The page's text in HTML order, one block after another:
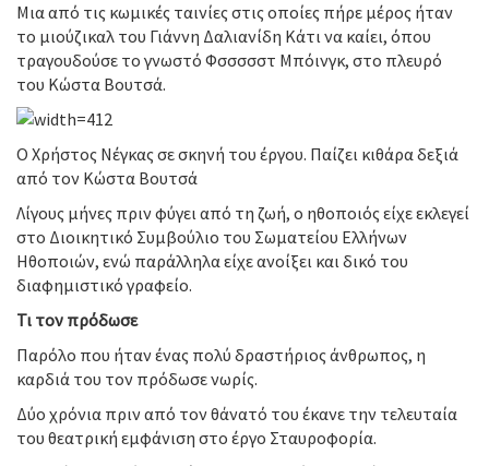
Μια από τις κωμικές ταινίες στις οποίες πήρε μέρος ήταν
το μιούζικαλ του Γιάννη Δαλιανίδη Κάτι να καίει, όπου
τραγουδούσε το γνωστό Φσσσσστ Μπόινγκ, στο πλευρό
του Κώστα Βουτσά.
Ο Χρήστος Νέγκας σε σκηνή του έργου. Παίζει κιθάρα δεξιά
από τον Κώστα Βουτσά
Λίγους μήνες πριν φύγει από τη ζωή, ο ηθοποιός είχε εκλεγεί
στο Διοικητικό Συμβούλιο του Σωματείου Ελλήνων
Ηθοποιών, ενώ παράλληλα είχε ανοίξει και δικό του
διαφημιστικό γραφείο.
Τι τον πρόδωσε
Παρόλο που ήταν ένας πολύ δραστήριος άνθρωπος, η
καρδιά του τον πρόδωσε νωρίς.
Δύο χρόνια πριν από τον θάνατό του έκανε την τελευταία
του θεατρική εμφάνιση στο έργο Σταυροφορία.